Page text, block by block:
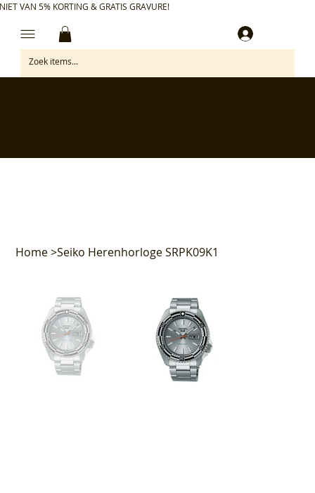
VAN 5% KORTING & GRATIS GRAVURE!
Home>Seiko Herenhorloge SRPK09K1